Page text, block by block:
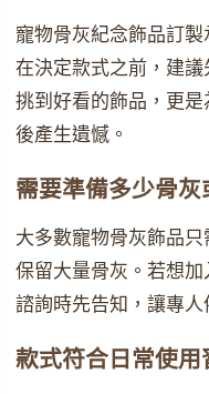
寵物骨灰紀念飾品訂
在決定款式之前，建
挑到好看的飾品，更
後產生遺憾。
需要準備多少骨灰
大多數寵物骨灰飾品
保留大量骨灰。若想
諮詢時先告知，讓專人
款式符合日常使用